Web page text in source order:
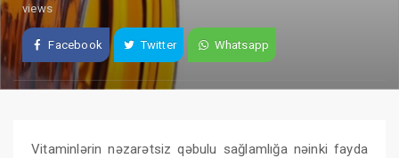
views
Facebook Twitter Whatsapp
Vitaminlərin nəzarətsiz qəbulu sağlamlığa nəinki fayda